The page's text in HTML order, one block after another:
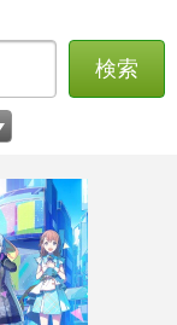
検索